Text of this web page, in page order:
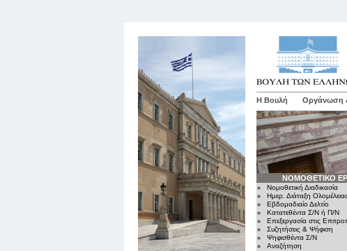
Η Βουλή Οργάνωση
ΝΟΜΟΘΕΤΙΚΟ
Νομοθετική Διαδικασία
Ημερ. Διάταξη
Εβδομαδιαίο Δελτίο
Κατατεθέντα Σ/Ν ή Π/Ν
Επεξεργασία στις
Συζητήσεις & Ψήφιση
Ψηφισθέντα Σ/Ν
Αναζήτηση